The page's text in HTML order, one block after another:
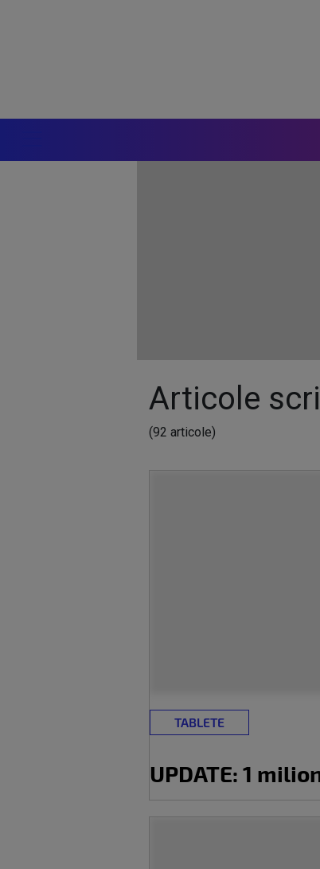
Articole
(92 articole)
TABLETE
UPDATE: 1